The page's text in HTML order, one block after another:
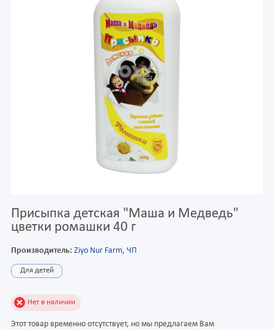
Присыпка детская "Маша и Медведь"
цветки ромашки 40 г
Производитель: Ziyo Nur Farm, ЧП
Для детей
Нет в наличии
Этот товар временно отсутствует, но мы предлагаем Вам